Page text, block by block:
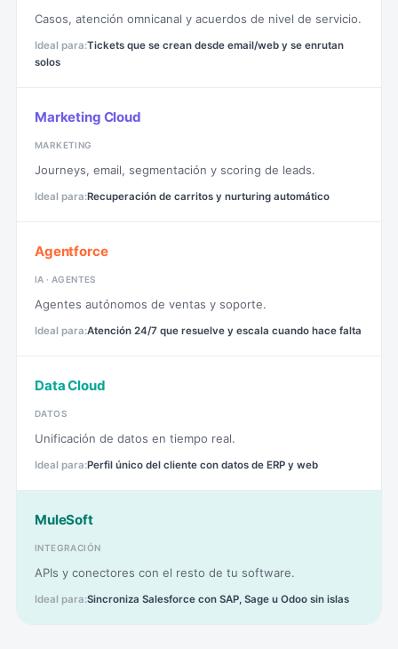
Casos, atención omnicanal y acuerdos de nivel de servicio.
Tickets que se crean desde email/web y se enrutan
solos
Marketing Cloud
MARKETING
Journeys, email, segmentación y scoring de leads.
Recuperación de carritos y nurturing automático
Agentforce
IA · AGENTES
Agentes autónomos de ventas y soporte.
Atención 24/7 que resuelve y escala cuando hace falta
Data Cloud
DATOS
Unificación de datos en tiempo real.
Perfil único del cliente con datos de ERP y web
MuleSoft
INTEGRACIÓN
APIs y conectores con el resto de tu software.
Sincroniza Salesforce con SAP, Sage u Odoo sin islas